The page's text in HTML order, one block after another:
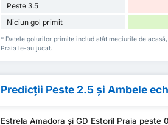
Peste 3.5
Niciun gol primit
* Datele golurilor primite includ atât meciurile de
Praia le-au jucat.
Predicții Peste 2.5 și Ambele
Estrela Amadora și GD Estoril Praia